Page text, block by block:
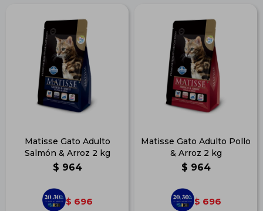
Matisse Gato Adulto
Salmón & Arroz 2 kg
$ 964
$ 696
Matisse Gato Adulto Pollo
& Arroz 2 kg
$ 964
$ 696